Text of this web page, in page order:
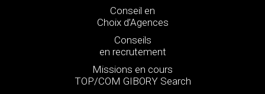
Conseil en
Choix d’Agences
Conseils
en recrutement
Missions en cours
TOP/COM GIBORY Search